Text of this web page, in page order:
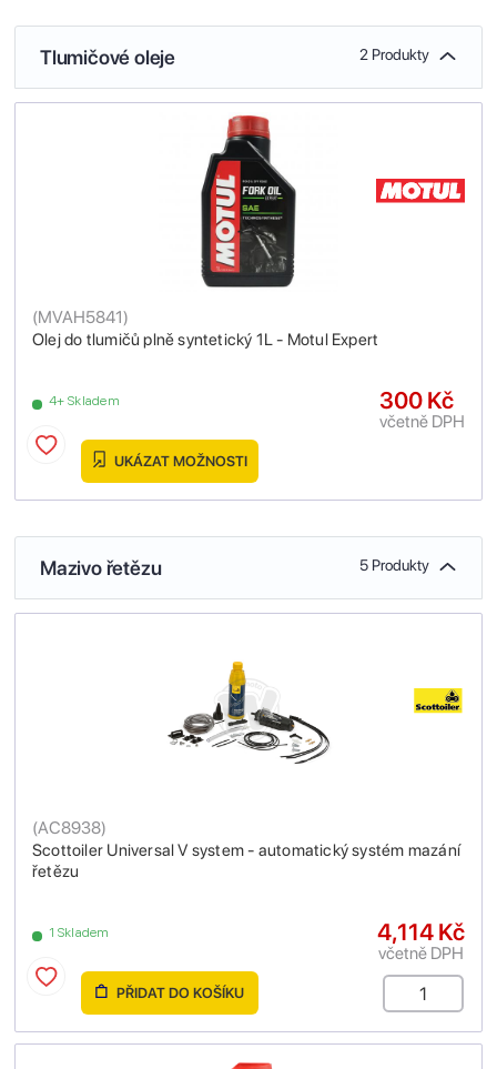
Tlumičové oleje 2 Produkty
Olej do tlumičů plně syntetický 1L - Motul Expert
(MVAH5841)
4+ Skladem 300 Kč
včetně DPH
UKÁZAT MOŽNOSTI
Mazivo řetězu 5 Produkty
Scottoiler Universal V system - automatický systém mazání
řetězu
(AC8938)
1 Skladem 4,114 Kč
včetně DPH
PŘIDAT DO KOŠÍKU